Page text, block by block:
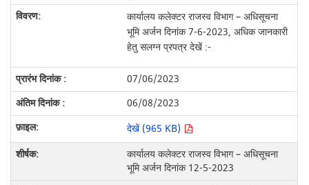
कार्यालय कलेक्टर राजस्व विभाग – अधिसूचना
भूमि अर्जन दिनांक 7-6-2023, अधिक जानकारी
हेतु सलग्न प्रपत्र देखें :-
07/06/2023
06/08/2023
देखें (965 KB)
कार्यालय कलेक्टर राजस्व विभाग – अधिसूचना
भूमि अर्जन दिनांक 12-5-2023